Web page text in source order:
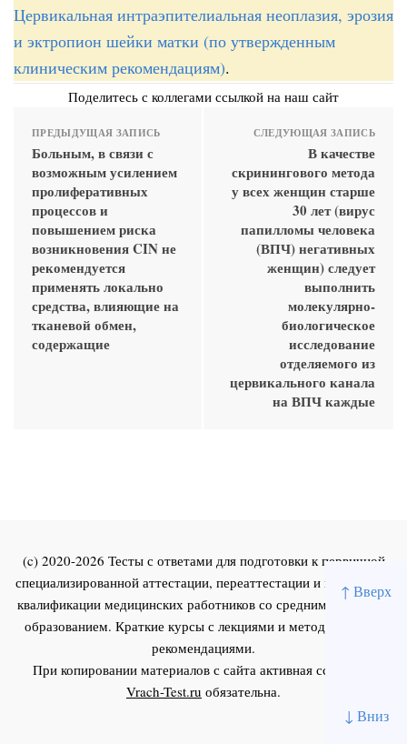
↑ Вверх
↓ Вниз
Цервикальная интраэпителиальная неоплазия, эрозия
и эктропион шейки матки (по утвержденным
клиническим рекомендациям).
Поделитесь с коллегами ссылкой на наш сайт
ПРЕДЫДУЩАЯ ЗАПИСЬ
Больным, в связи с
возможным усилением
пролиферативных
процессов и
повышением риска
возникновения CIN не
рекомендуется
применять локально
средства, влияющие на
тканевой обмен,
содержащие
СЛЕДУЮЩАЯ ЗАПИСЬ
В качестве
скринингового метода
у всех женщин старше
30 лет (вирус
папилломы человека
(ВПЧ) негативных
женщин) следует
выполнить
молекулярно-
биологическое
исследование
отделяемого из
цервикального канала
на ВПЧ каждые
(c) 2020-2026 Тесты с ответами для подготовки к первичной
специализированной аттестации, переаттестации и повышения
квалификации медицинских работников со средним и высшим
образованием. Краткие курсы с лекциями и методическими
рекомендациями.
При копировании материалов с сайта активная ссылка на
Vrach-Test.ru обязательна.